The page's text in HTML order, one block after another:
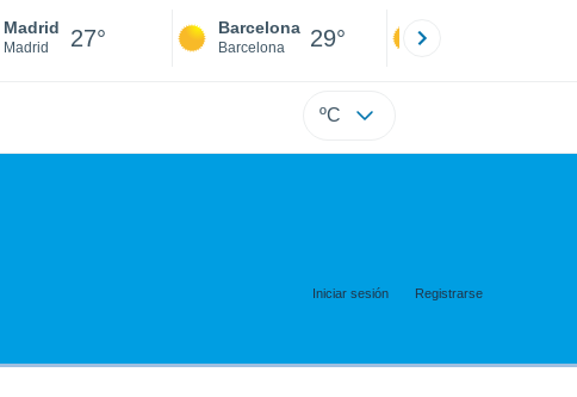
Madrid
Madrid 27° Barcelona
Barcelona 29°
ºC
Iniciar sesión Registrarse